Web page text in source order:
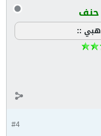
::
#4